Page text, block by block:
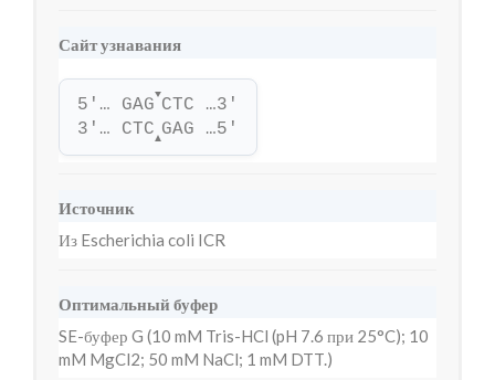
Сайт узнавания
5'… GAG
▼
CTC …3'
3'… CTC▲GAG …5'
Источник
Из Escherichia coli ICR
Оптимальный буфер
SE-буфер G (10 mM Tris-HCl (pH 7.6 при 25°C); 10
mM MgCl2; 50 mM NaCl; 1 mM DTT.)